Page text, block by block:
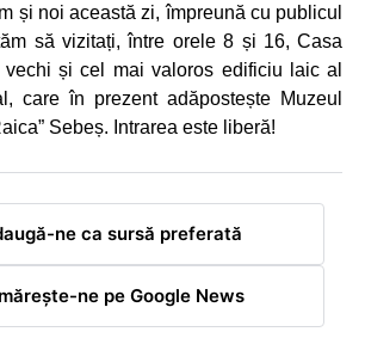
și noi această zi, împreună cu publicul
să vizitați, între orele 8 și 16, Casa
și cel mai valoros edificiu laic al
care în prezent adăpostește Muzeul
Sebeș. Intrarea este liberă!
ne ca sursă preferată
ne pe Google News